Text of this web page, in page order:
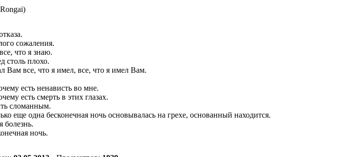
сожаления.
что я знаю.
столь плохо.
Вам все, что я имел, все, что я имел Вам.
есть ненависть во мне.
есть смерть в этих глазах.
сломанным.
еще одна бесконечная ночь основывалась на грехе, основанный находится.
болезнь.
ночь.